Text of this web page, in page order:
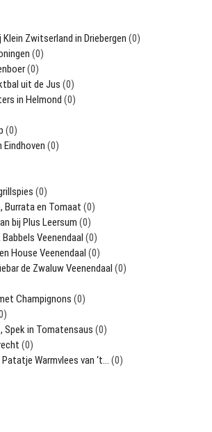
Zwitserland in Driebergen (0)
(0)
(0)
uit de Jus (0)
in Helmond (0)
(0)
Eindhoven (0)
(0)
Burrata en Tomaat (0)
bij Plus Leersum (0)
Veenendaal (0)
House Veenendaal (0)
de Zwaluw Veenendaal (0)
Champignons (0)
in Tomatensaus (0)
(0)
Warmvlees van ‘t… (0)